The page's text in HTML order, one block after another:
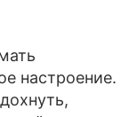
настроение.